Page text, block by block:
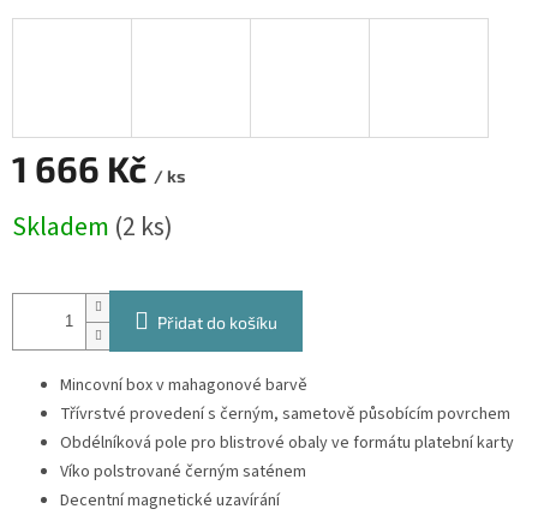
1 666 Kč / ks
cena:
Skladem (2 ks)
Přidat do košíku
Mincovní box v mahagonové barvě
Třívrstvé provedení s černým, sametově působícím povrchem
Obdélníková pole pro blistrové obaly ve formátu platební karty
Víko polstrované černým saténem
Decentní magnetické uzavírání